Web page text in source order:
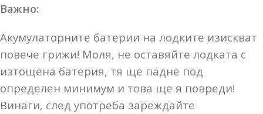
Важно:
Акумулаторните батерии на лодките изискват
повече грижи! Моля, не оставяйте лодката с
изтощена батерия, тя ще падне под
определен минимум и това ще я повреди!
Винаги, след употреба зареждайте